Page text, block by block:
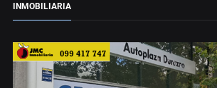
INMOBILIARIA